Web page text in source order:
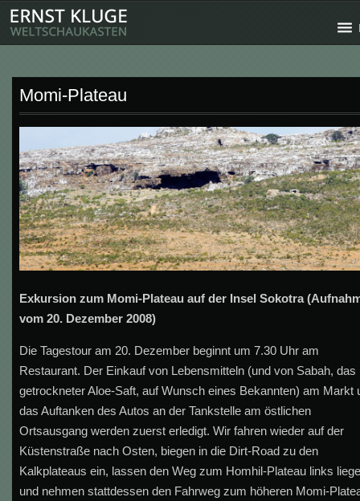
Momi-Plateau
Exkursion zum Momi-Plateau auf der Insel Sokotra
vom 20. Dezember 2008)
Die Tagestour am 20. Dezember beginnt um 7.30 Uhr am
Restaurant. Der Einkauf von Lebensmitteln (und von Sabah, das
getrockneter Aloe-Saft, auf Wunsch eines Bekannten) am Markt
das Auftanken des Autos an der Tankstelle am östlichen
Ortsausgang werden zuerst erledigt. Wir fahren wieder auf der
Küstenstraße nach Osten, biegen in die Dirt-Road zu den
Kalkplateaus ein, lassen den Weg zum Homhil-Plateau links
und nehmen stattdessen den Fahrweg zum höheren Momi-